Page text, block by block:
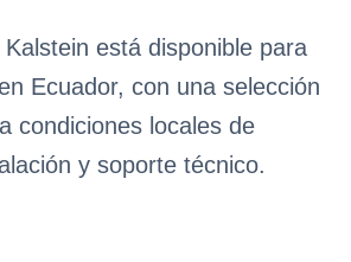
está disponible para
Ecuador, con una selección
condiciones locales de
y soporte técnico.